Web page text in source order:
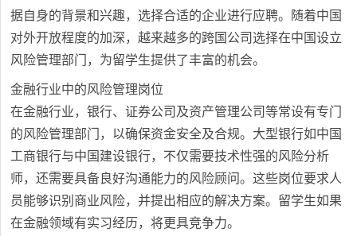
据自身的背景和兴趣，选择合适的企业进行应聘。随着中国
对外开放程度的加深，越来越多的跨国公司选择在中国设立
风险管理部门，为留学生提供了丰富的机会。
金融行业中的风险管理岗位
在金融行业，银行、证券公司及资产管理公司等常设有专门
的风险管理部门，以确保资金安全及合规。大型银行如中国
工商银行与中国建设银行，不仅需要技术性强的风险分析
师，还需要具备良好沟通能力的风险顾问。这些岗位要求人
员能够识别商业风险，并提出相应的解决方案。留学生如果
在金融领域有实习经历，将更具竞争力。